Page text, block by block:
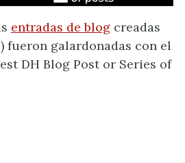
entradas de blog creadas
fueron galardonadas con el
DH Blog Post or Series of